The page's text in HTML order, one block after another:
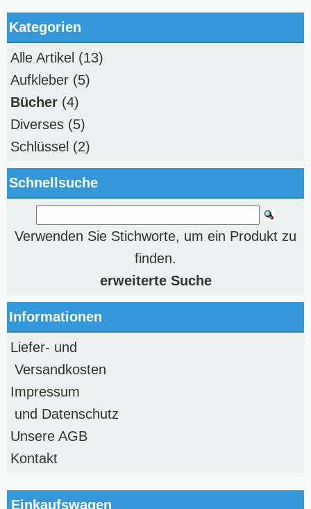
Kategorien
Alle Artikel (13)
Aufkleber (5)
Bücher (4)
Diverses (5)
Schlüssel (2)
Schnellsuche
Verwenden Sie Stichworte, um ein Produkt zu
finden.
erweiterte Suche
Informationen
Liefer- und
Versandkosten
Impressum
und Datenschutz
Unsere AGB
Kontakt
Einkaufswagen